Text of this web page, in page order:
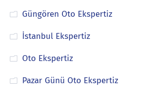
Güngören Oto Ekspertiz
İstanbul Ekspertiz
Oto Ekspertiz
Pazar Günü Oto Ekspertiz